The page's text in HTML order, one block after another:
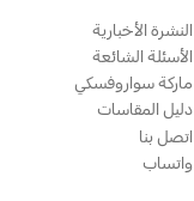
النشرة الأخبارية
الأسئلة الشائعة
ماركة سواروفسكي
دليل المقاسات
اتصل بنا
واتساب